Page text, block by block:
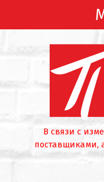
В связи с
поставщиками,